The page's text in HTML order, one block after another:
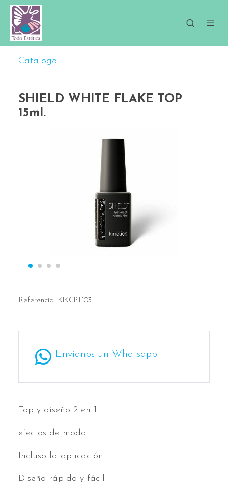
Catalogo
SHIELD WHITE FLAKE TOP
15ml.
Referencia: KIKGPT103
Envíanos un Whatsapp
Top y diseño 2 en 1
efectos de moda
Incluso la aplicación
Diseño rápido y fácil